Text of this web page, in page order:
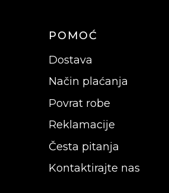
POMOĆ
Dostava
Način plaćanja
Povrat robe
Reklamacije
Česta pitanja
Kontaktirajte nas